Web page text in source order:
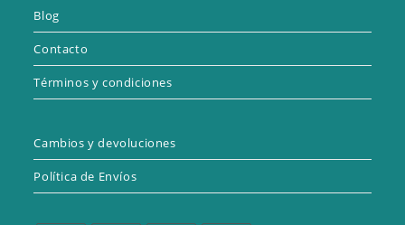
Blog
Contacto
Términos y condiciones
Cambios y devoluciones
Política de Envíos